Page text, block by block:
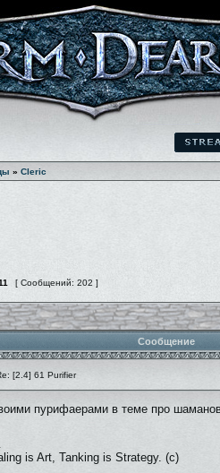
» Cleric
[ Сообщений: 202 ]
Сообщение
[2.4] 61 Purifier
пурифаерами в теме про
is Art, Tanking is Strategy. (c)